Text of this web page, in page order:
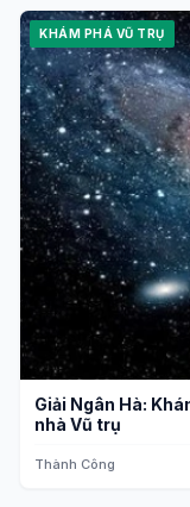
KHÁM PHÁ VŨ TRỤ
Giải Ngân Hà:
nhà Vũ trụ
Thành Công